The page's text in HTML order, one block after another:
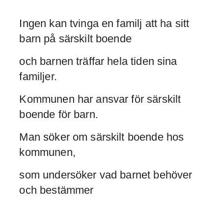
Ingen kan tvinga en familj att ha sitt
barn på särskilt boende
och barnen träffar hela tiden sina
familjer.
Kommunen har ansvar för särskilt
boende för barn.
Man söker om särskilt boende hos
kommunen,
som undersöker vad barnet behöver
och bestämmer